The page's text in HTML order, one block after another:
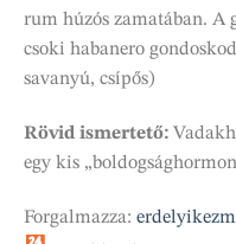
rum húzós zamatában. A
csoki habanero
savanyú, csípős)
Rövid ismertető:
egy kis
Forgalmazza: